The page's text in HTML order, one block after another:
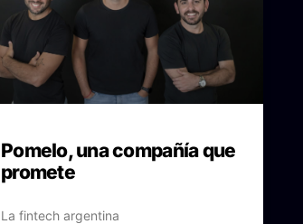
Pomelo, una compañía que
promete
La fintech argentina